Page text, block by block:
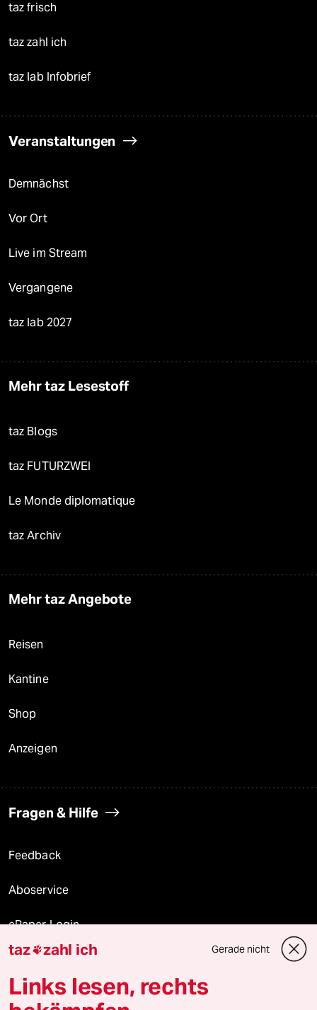
taz frisch
taz zahl ich
taz lab Infobrief
Veranstaltungen
Demnächst
Vor Ort
Live im Stream
Vergangene
taz lab 2027
Mehr taz Lesestoff
taz Blogs
taz FUTURZWEI
Le Monde diplomatique
taz Archiv
Mehr taz Angebote
Reisen
Kantine
Shop
Anzeigen
Fragen & Hilfe
Feedback
Aboservice
ePaper Login
Downloads für Abonnierende
taz zahl ich Gerade nicht
Links lesen, rechts